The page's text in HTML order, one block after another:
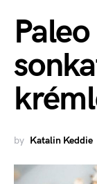
by Katalin Keddie